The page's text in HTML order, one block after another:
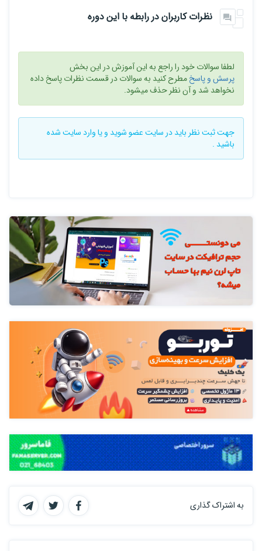
نظرات کاربران در رابطه با این دوره
لطفا سوالات خود را راجع به این آموزش در این بخش
پرسش و پاسخمطرح کنید به سوالات در قسمت نظرات پاسخ داده
نخواهد شد و آن نظر حذف میشود.
جهت ثبت نظر باید در سایتعضو شوید و یاوارد سایتشده
باشید .
به اشتراک گذاری